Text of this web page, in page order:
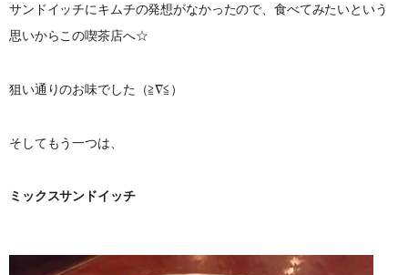
サンドイッチにキムチの発想がなかったので、食べてみたいという
思いからこの喫茶店へ☆
狙い通りのお味でした（≧∇≦）
そしてもう一つは、
ミックスサンドイッチ